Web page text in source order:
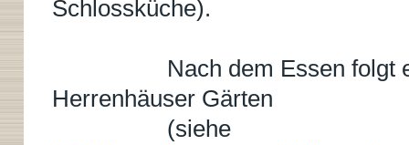
Schlossküche).
Nach dem Essen folgt eine
Herrenhäuser Gärten
(siehe